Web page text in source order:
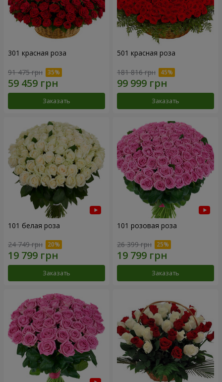
301 красная роза
91 475 грн
Заказать
501 красная роза
181 816 грн
Заказать
101 белая роза
24 749 грн
Заказать
101 розовая роза
26 399 грн
Заказать